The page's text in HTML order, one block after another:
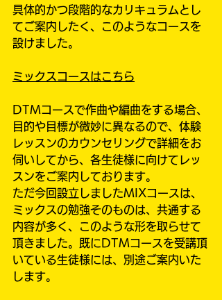
具体的かつ段階的なカリキュラムとし
てご案内したく、このようなコースを
設けました。
ミックスコースはこちら
DTMコースで作曲や編曲をする場合、
目的や目標が微妙に異なるので、体験
レッスンのカウンセリングで詳細をお
伺いしてから、各生徒様に向けてレッ
スンをご案内しております。
ただ今回設立しましたMIXコースは、
ミックスの勉強そのものは、共通する
内容が多く、このような形を取らせて
頂きました。既にDTMコースを受講頂
いている生徒様には、別途ご案内いた
します。